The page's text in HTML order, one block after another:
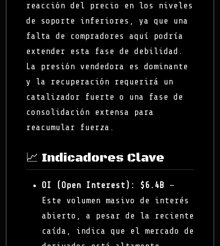
reacción del precio en los niveles
de soporte inferiores, ya que una
falta de compradores aquí podría
extender esta fase de debilidad.
La presión vendedora es dominante
y la recuperación requerirá un
catalizador fuerte o una fase de
consolidación extensa para
reacumular fuerza.
📈 Indicadores Clave
OI (Open Interest): $6.4B —
Este volumen masivo de interés
abierto, a pesar de la reciente
caída, indica que el mercado de